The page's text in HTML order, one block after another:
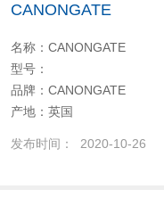
CANONGATE
名称：CANONGATE
型号：
品牌：CANONGATE
产地：英国
发布时间： 2020-10-26